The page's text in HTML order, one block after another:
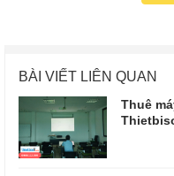
BÀI VIẾT LIÊN QUAN
Thuê